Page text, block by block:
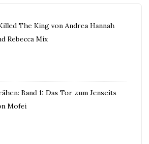
The King von Andrea Hannah
Rebecca Mix
Band 1: Das Tor zum Jenseits
Mofei